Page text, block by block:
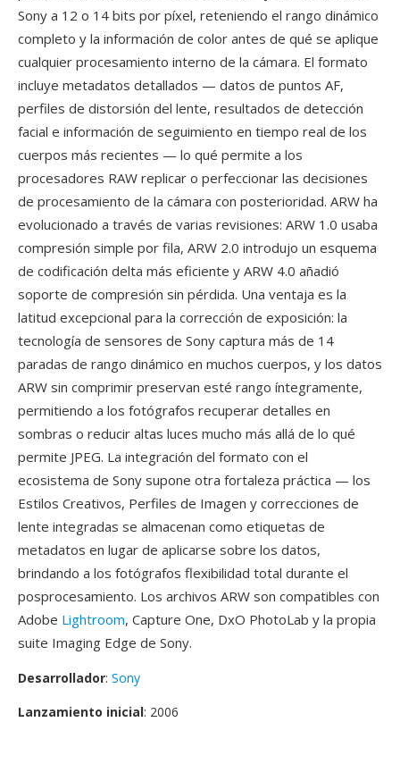
Sony a 12 o 14 bits por píxel, reteniendo el rango dinámico
completo y la información de color antes de qué se aplique
cualquier procesamiento interno de la cámara. El formato
incluye metadatos detallados — datos de puntos AF,
perfiles de distorsión del lente, resultados de detección
facial e información de seguimiento en tiempo real de los
cuerpos más recientes — lo qué permite a los
procesadores RAW replicar o perfeccionar las decisiones
de procesamiento de la cámara con posterioridad. ARW ha
evolucionado a través de varias revisiones: ARW 1.0 usaba
compresión simple por fila, ARW 2.0 introdujo un esquema
de codificación delta más eficiente y ARW 4.0 añadió
soporte de compresión sin pérdida. Una ventaja es la
latitud excepcional para la corrección de exposición: la
tecnología de sensores de Sony captura más de 14
paradas de rango dinámico en muchos cuerpos, y los datos
ARW sin comprimir preservan esté rango íntegramente,
permitiendo a los fotógrafos recuperar detalles en
sombras o reducir altas luces mucho más allá de lo qué
permite JPEG. La integración del formato con el
ecosistema de Sony supone otra fortaleza práctica — los
Estilos Creativos, Perfiles de Imagen y correcciones de
lente integradas se almacenan como etiquetas de
metadatos en lugar de aplicarse sobre los datos,
brindando a los fotógrafos flexibilidad total durante el
posprocesamiento. Los archivos ARW son compatibles con
Adobe Lightroom, Capture One, DxO PhotoLab y la propia
suite Imaging Edge de Sony.
Desarrollador: Sony
Lanzamiento inicial: 2006